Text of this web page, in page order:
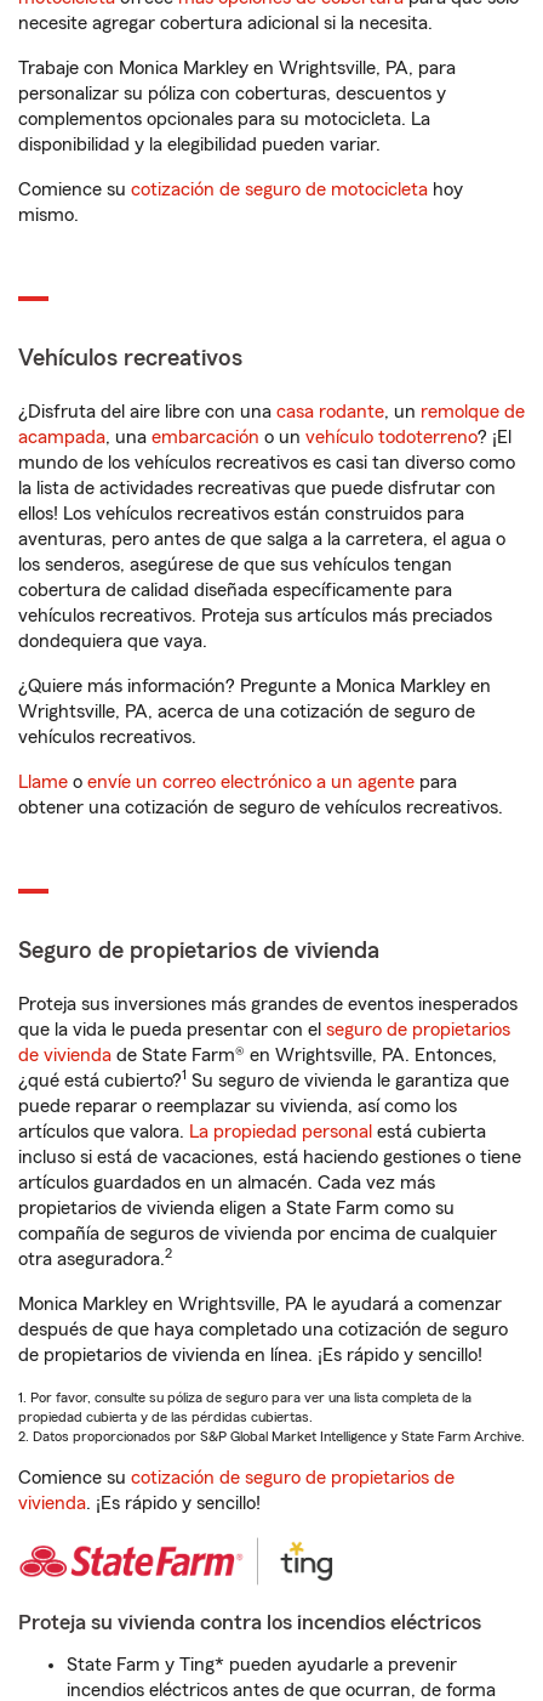
necesite agregar cobertura adicional si la necesita.
Trabaje con Monica Markley en Wrightsville, PA, para
personalizar su póliza con coberturas, descuentos y
complementos opcionales para su motocicleta. La
disponibilidad y la elegibilidad pueden variar.
Comience su cotización de seguro de motocicleta hoy
mismo.
Vehículos recreativos
¿Disfruta del aire libre con una casa rodante, un remolque de
acampada, una embarcación o un vehículo todoterreno? ¡El
mundo de los vehículos recreativos es casi tan diverso como
la lista de actividades recreativas que puede disfrutar con
ellos! Los vehículos recreativos están construidos para
aventuras, pero antes de que salga a la carretera, el agua o
los senderos, asegúrese de que sus vehículos tengan
cobertura de calidad diseñada específicamente para
vehículos recreativos. Proteja sus artículos más preciados
dondequiera que vaya.
¿Quiere más información? Pregunte a Monica Markley en
Wrightsville, PA, acerca de una cotización de seguro de
vehículos recreativos.
Llame o envíe un correo electrónico a un agente para
obtener una cotización de seguro de vehículos recreativos.
Seguro de propietarios de vivienda
Proteja sus inversiones más grandes de eventos inesperados
que la vida le pueda presentar con el seguro de propietarios
de vivienda de State Farm® en Wrightsville, PA. Entonces,
¿qué está cubierto?1 Su seguro de vivienda le garantiza que
puede reparar o reemplazar su vivienda, así como los
artículos que valora. La propiedad personal está cubierta
incluso si está de vacaciones, está haciendo gestiones o tiene
artículos guardados en un almacén. Cada vez más
propietarios de vivienda eligen a State Farm como su
compañía de seguros de vivienda por encima de cualquier
otra aseguradora.2
Monica Markley en Wrightsville, PA le ayudará a comenzar
después de que haya completado una cotización de seguro
de propietarios de vivienda en línea. ¡Es rápido y sencillo!
1. Por favor, consulte su póliza de seguro para ver una lista completa de la
propiedad cubierta y de las pérdidas cubiertas.
2. Datos proporcionados por S&P Global Market Intelligence y State Farm Archive.
Comience su cotización de seguro de propietarios de
vivienda. ¡Es rápido y sencillo!
Proteja su vivienda contra los incendios eléctricos
State Farm y Ting* pueden ayudarle a prevenir
incendios eléctricos antes de que ocurran, de forma